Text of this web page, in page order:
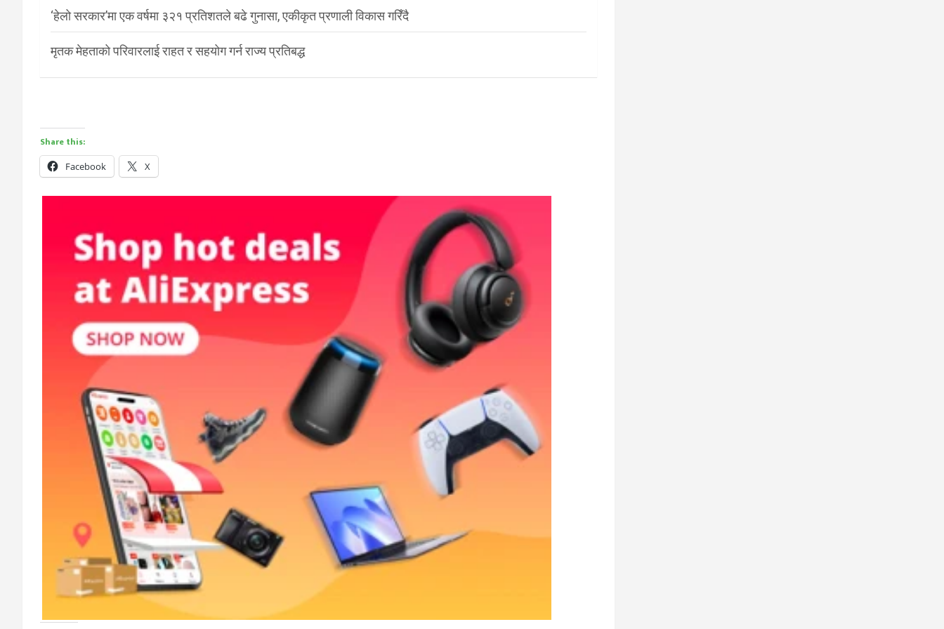
‘हेलो सरकार’मा एक वर्षमा ३२१ प्रतिशतले बढे गुनासा, एकीकृत प्रणाली विकास गरिँदै
मृतक मेहताको परिवारलाई राहत र सहयोग गर्न राज्य प्रतिबद्ध
Share this:
Facebook X